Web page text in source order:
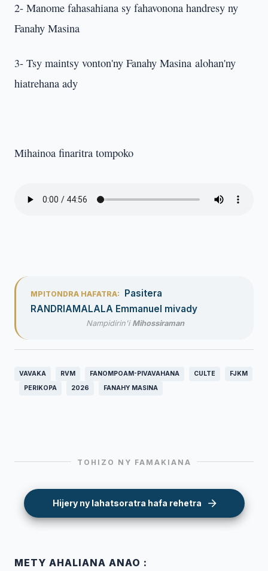
2- Manome fahasahiana sy fahavonona handresy ny
Fanahy Masina
3- Tsy maintsy vonton'ny Fanahy Masina alohan'ny
hiatrehana ady
Mihainoa finaritra tompoko
MPITONDRA HAFATRA:
Pasitera
RANDRIAMALALA Emmanuel mivady
Nampidirin'i Mihossiraman
VAVAKA RVM FANOMPOAM-PIVAVAHANA CULTE
FJKM
PERIKOPA
2026 FANAHY MASINA
TOHIZO NY FAMAKIANA
Hijery ny lahatsoratra hafa rehetra
METY AHALIANA ANAO :